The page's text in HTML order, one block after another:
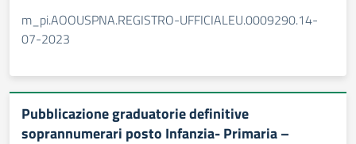
m_pi.AOOUSPNA.REGISTRO-UFFICIALEU.0009290.14-
07-2023
Pubblicazione graduatorie definitive
soprannumerari posto Infanzia- Primaria –